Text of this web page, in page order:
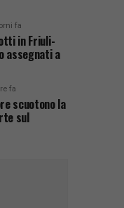
fa
in Friuli-
assegnati a
fa
scuotono la
sul